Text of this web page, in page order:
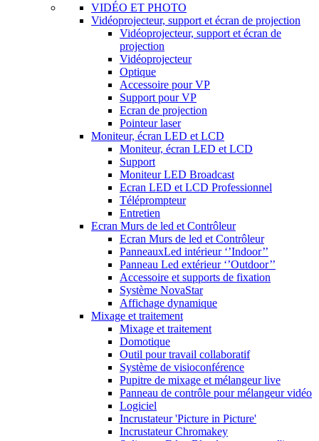
VIDÉO ET PHOTO
Vidéoprojecteur, support et écran de projection
Vidéoprojecteur, support et écran de
projection
Vidéoprojecteur
Optique
Accessoire pour VP
Support pour VP
Ecran de projection
Pointeur laser
Moniteur, écran LED et LCD
Moniteur, écran LED et LCD
Support
Moniteur LED Broadcast
Ecran LED et LCD Professionnel
Téléprompteur
Entretien
Ecran Murs de led et Contrôleur
Ecran Murs de led et Contrôleur
PanneauxLed intérieur ‘’Indoor’’
Panneau Led extérieur ‘’Outdoor’’
Accessoire et supports de fixation
Système NovaStar
Affichage dynamique
Mixage et traitement
Mixage et traitement
Domotique
Outil pour travail collaboratif
Système de visioconférence
Pupitre de mixage et mélangeur live
Panneau de contrôle pour mélangeur vidéo
Logiciel
Incrustateur 'Picture in Picture'
Incrustateur Chromakey